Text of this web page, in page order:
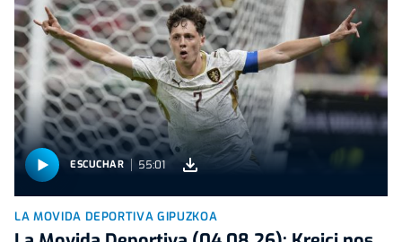
ESCUCHAR 55:01
LA MOVIDA DEPORTIVA GIPUZKOA